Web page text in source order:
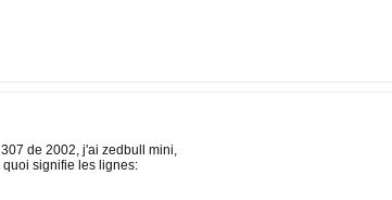
de 2002, j'ai zedbull mini,
quoi signifie les lignes: